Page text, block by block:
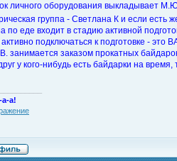
личного оборудования выкладывает
группа - Светлана К и если
по еде входит в стадию активной
подключаться к подготовке - это
занимается заказом прокатных
у кого-нибудь есть байдарки на
а!